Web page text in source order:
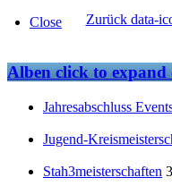
Zurück data-
Close
Albenclick to expand
Jahresabschluss
Jugend-
Stah3meisterschaften